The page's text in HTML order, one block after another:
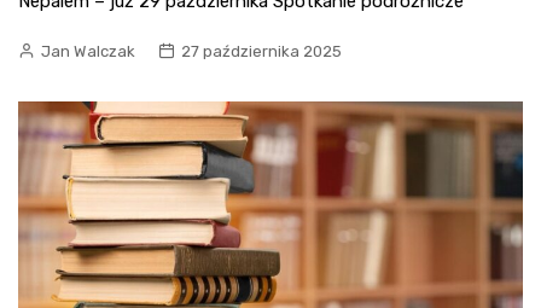
Jan Walczak 27 października 2025